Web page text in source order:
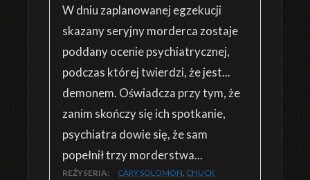
W dniu zaplanowanej egzekucji
skazany seryjny morderca zostaje
poddany ocenie psychiatrycznej,
podczas której twierdzi, że jest...
demonem. Oświadcza przy tym, że
zanim skończy się ich spotkanie,
psychiatra dowie się, że sam
popełnił trzy morderstwa...
REŻYSERIA: CARY SOLOMON, CHUCK